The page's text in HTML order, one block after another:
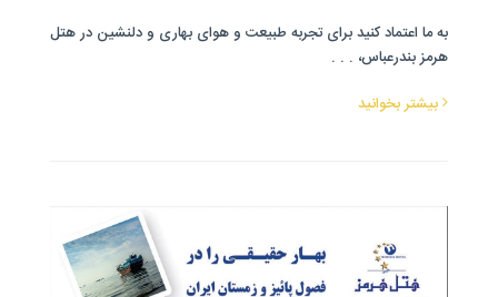
به ما اعتماد کنید برای تجربه طبیعت و هوای بهاری و دلنشین در هتل
هرمز بندرعباس، . . .
بیشتر بخوانید